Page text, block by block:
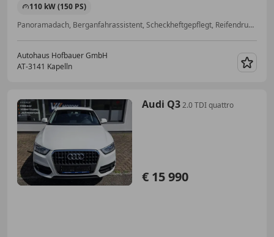
110 kW (150 PS)
Panoramadach, Berganfahrassistent, Scheckheftgepflegt, Reifendruckkontrollsystem, Spurhalteassistent, Freisprecheinrichtung, Bluetooth, Multifunktionslenkrad
Autohaus Hofbauer GmbH
AT-3141 Kapelln
Audi Q32.0 TDI quattro
€ 15 990